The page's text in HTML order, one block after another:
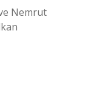
Nemrut